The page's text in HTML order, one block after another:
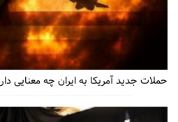
حملات جدید آمریکا به ایران چه معنایی